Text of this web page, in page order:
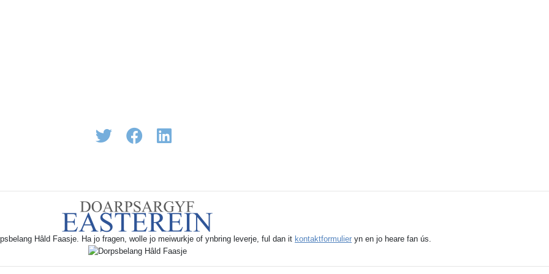
Hâld Faasje. Ha jo fragen, wolle jo meiwurkje of ynbring leverje, ful dan it kontaktformulier yn en jo heare fan ús.